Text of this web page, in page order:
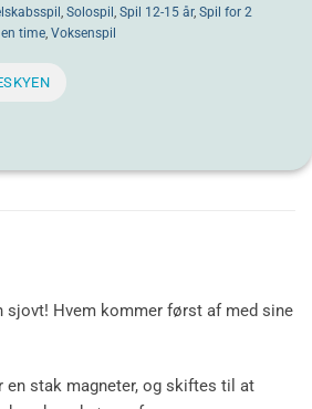
Solospil Spil 12-15 år, Spil for 2
time Voksenspil
sjovt! Hvem kommer først af med sine
en stak magneter, og skiftes til at